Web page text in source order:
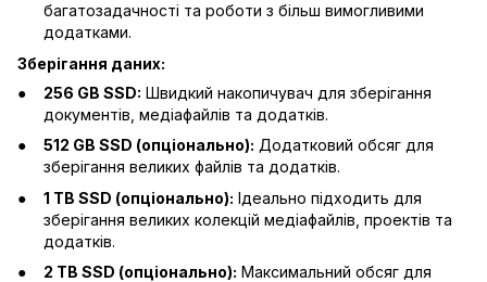
багатозадачності та роботи з більш вимогливими
додатками.
Зберігання даних:
256 GB SSD: Швидкий накопичувач для зберігання
документів, медіафайлів та додатків.
512 GB SSD (опціонально): Додатковий обсяг для
зберігання великих файлів та додатків.
1 TB SSD (опціонально): Ідеально підходить для
зберігання великих колекцій медіафайлів, проектів та
додатків.
2 TB SSD (опціонально): Максимальний обсяг для